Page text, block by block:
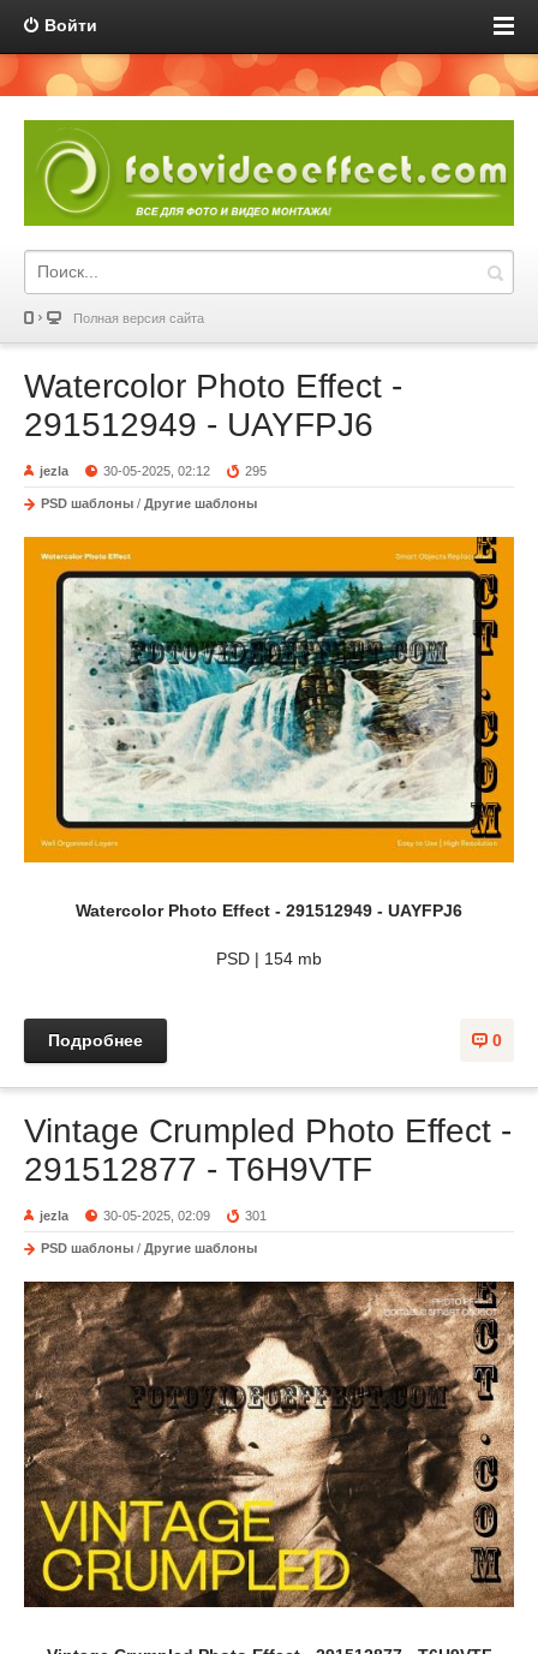
Войти
Полная версия сайта
Watercolor Photo Effect -
291512949 - UAYFPJ6
jezla 30-05-2025, 02:12 295
PSD шаблоны / Другие шаблоны
Watercolor Photo Effect - 291512949 - UAYFPJ6
PSD | 154 mb
0
Подробнее
Vintage Crumpled Photo Effect -
291512877 - T6H9VTF
jezla 30-05-2025, 02:09 301
PSD шаблоны / Другие шаблоны